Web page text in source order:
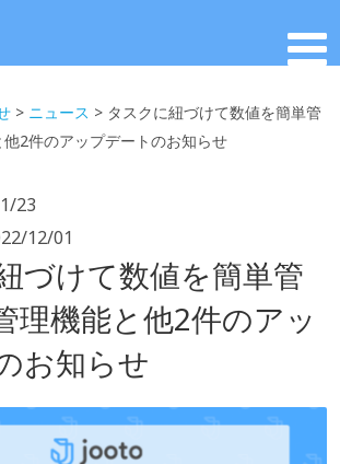
> ニュース > タスクに紐づけて数値を簡単管
2件のアップデートのお知らせ
23
12/01
づけて数値を簡単管
理機能と他2件のアッ
お知らせ